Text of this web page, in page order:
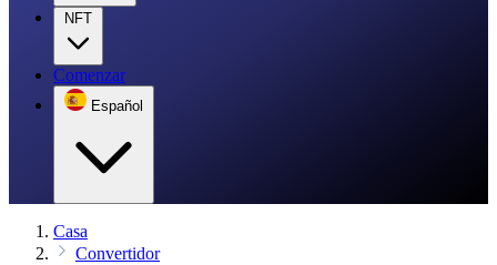
NFT
Comenzar
Español
Casa
Convertidor